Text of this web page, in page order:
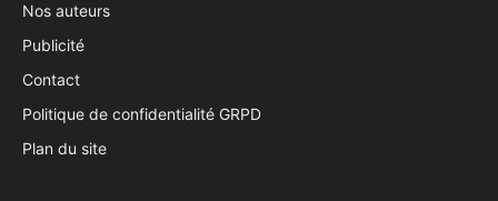
Nos auteurs
Publicité
Contact
Politique de confidentialité GRPD
Plan du site